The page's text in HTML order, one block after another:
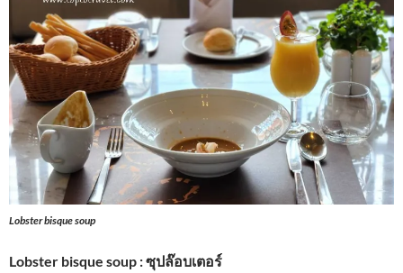
Lobster bisque soup
Lobster bisque soup : ซุปล๊อบเตอร์